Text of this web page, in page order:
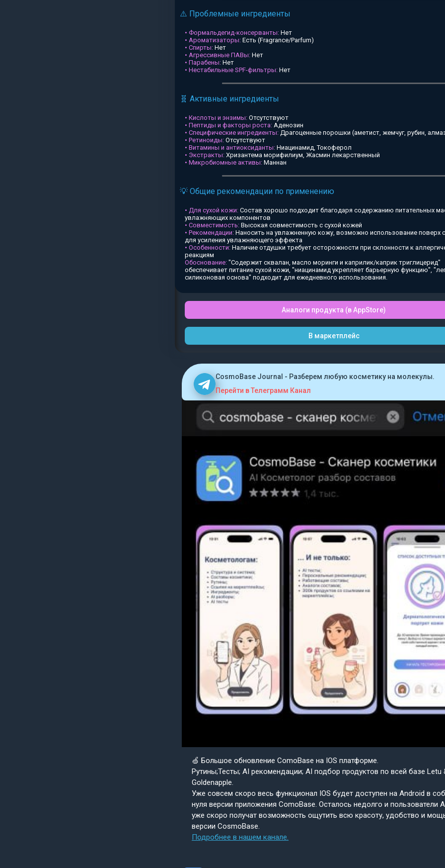
⚠️ Проблемные ингредиенты
• Формальдегид-консерванты: Нет
• Ароматизаторы: Есть (Fragrance/Parfum)
• Спирты: Нет
• Агрессивные ПАВы: Нет
• Парабены: Нет
• Нестабильные SPF-фильтры: Нет
🧬 Активные ингредиенты
• Кислоты и энзимы: Отсутствуют
• Пептиды и факторы роста: Аденозин
• Специфические ингредиенты: Драгоценные порошки (аметист, жемчуг, рубин,
• Ретиноиды: Отсутствуют
• Витамины и антиоксиданты: Ниацинамид, Токоферол
• Экстракты: Хризантема морифилиум, Жасмин лекарственный
• Микробиомные активы: Маннан
💡 Общие рекомендации по применению
• Для сухой кожи: Состав хорошо подходит благодаря содержанию питательных
увлажняющих компонентов
• Совместимость: Высокая совместимость с сухой кожей
• Рекомендации: Наносить на увлажненную кожу, возможно использование поверх
для усиления увлажняющего эффекта
• Особенности: Наличие отдушки требует осторожности при склонности к
реакциям
Обоснование: "Содержит сквалан, масло моринги и каприлик/каприк триглицерид"
обеспечивает питание сухой кожи, "ниацинамид укрепляет барьерную функцию",
силиконовая основа" подходит для ежедневного использования.
Аналоги продукта (в AppStore)
В маркетплейс
CosmoBase Journal - Разберем любую косметику на молекулы.
Перейти в Телеграмм Канал
🍏 Большое обновление ComoBase на IOS платформе.
Рутины;Тесты; AI рекомендации; AI подбор продуктов по всей базе Letu
Goldenapple.
Уже совсем скоро весь функционал IOS будет доступен на Android в
нуля версии приложения ComoBase. Осталось недолго и пользователи
уже скоро получат возможность ощутить всю красоту, удобство и
версии CosmoBase.
Подробнее в нашем канале.